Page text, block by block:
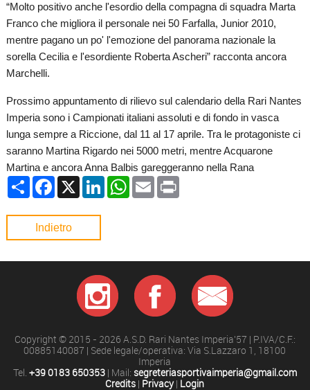
“Molto positivo anche l'esordio della compagna di squadra Marta
Franco che migliora il personale nei 50 Farfalla, Junior 2010,
mentre pagano un po' l'emozione del panorama nazionale la
sorella Cecilia e l'esordiente Roberta Ascheri” racconta ancora
Marchelli.
Prossimo appuntamento di rilievo sul calendario della Rari Nantes
Imperia sono i Campionati italiani assoluti e di fondo in vasca
lunga sempre a Riccione, dal 11 al 17 aprile. Tra le protagoniste ci
saranno Martina Rigardo nei 5000 metri, mentre Acquarone
Martina e ancora Anna Balbis gareggeranno nella Rana
CondividiFacebook
X LinkedInWhatsApp
EmailPrint
Indietro
Copyright © 2015 - 2026 A.S.D. Rari Nantes Imperia'57 | P.IVA/C.F.:
00885140087 | Sede legale/operativa: Via S.Lazzaro 1, 18100
Imperia
Tel. +39 0183 650353| Mail: segreteriasportivaimperia@gmail.com
Credits | Privacy| Login